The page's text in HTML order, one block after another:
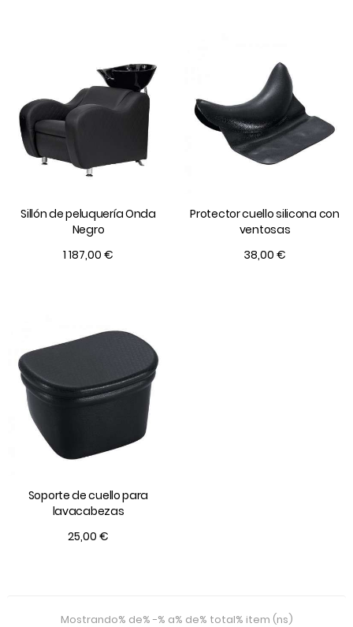
Sillón de peluquería Onda
Negro
1 187,00 €
Protector cuello silicona con
ventosas
38,00 €
Soporte de cuello para
lavacabezas
25,00 €
Mostrando% de% -% a% de% total% item (ns)